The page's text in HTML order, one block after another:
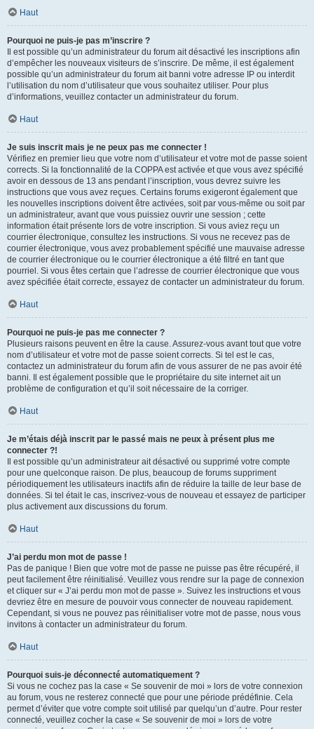
Haut
Pourquoi ne puis-je pas m’inscrire ?
Il est possible qu’un administrateur du forum ait désactivé les inscriptions afin
d’empêcher les nouveaux visiteurs de s’inscrire. De même, il est également
possible qu’un administrateur du forum ait banni votre adresse IP ou interdit
l’utilisation du nom d’utilisateur que vous souhaitez utiliser. Pour plus
d’informations, veuillez contacter un administrateur du forum.
Haut
Je suis inscrit mais je ne peux pas me connecter !
Vérifiez en premier lieu que votre nom d’utilisateur et votre mot de passe soient
corrects. Si la fonctionnalité de la COPPA est activée et que vous avez spécifié
avoir en dessous de 13 ans pendant l’inscription, vous devrez suivre les
instructions que vous avez reçues. Certains forums exigeront également que
les nouvelles inscriptions doivent être activées, soit par vous-même ou soit par
un administrateur, avant que vous puissiez ouvrir une session ; cette
information était présente lors de votre inscription. Si vous aviez reçu un
courrier électronique, consultez les instructions. Si vous ne recevez pas de
courrier électronique, vous avez probablement spécifié une mauvaise adresse
de courrier électronique ou le courrier électronique a été filtré en tant que
pourriel. Si vous êtes certain que l’adresse de courrier électronique que vous
avez spécifiée était correcte, essayez de contacter un administrateur du forum.
Haut
Pourquoi ne puis-je pas me connecter ?
Plusieurs raisons peuvent en être la cause. Assurez-vous avant tout que votre
nom d’utilisateur et votre mot de passe soient corrects. Si tel est le cas,
contactez un administrateur du forum afin de vous assurer de ne pas avoir été
banni. Il est également possible que le propriétaire du site internet ait un
problème de configuration et qu’il soit nécessaire de la corriger.
Haut
Je m’étais déjà inscrit par le passé mais ne peux à présent plus me
connecter ?!
Il est possible qu’un administrateur ait désactivé ou supprimé votre compte
pour une quelconque raison. De plus, beaucoup de forums suppriment
périodiquement les utilisateurs inactifs afin de réduire la taille de leur base de
données. Si tel était le cas, inscrivez-vous de nouveau et essayez de participer
plus activement aux discussions du forum.
Haut
J’ai perdu mon mot de passe !
Pas de panique ! Bien que votre mot de passe ne puisse pas être récupéré, il
peut facilement être réinitialisé. Veuillez vous rendre sur la page de connexion
et cliquer sur « J’ai perdu mon mot de passe ». Suivez les instructions et vous
devriez être en mesure de pouvoir vous connecter de nouveau rapidement.
Cependant, si vous ne pouvez pas réinitialiser votre mot de passe, nous vous
invitons à contacter un administrateur du forum.
Haut
Pourquoi suis-je déconnecté automatiquement ?
Si vous ne cochez pas la case « Se souvenir de moi » lors de votre connexion
au forum, vous ne resterez connecté que pour une période prédéfinie. Cela
permet d’éviter que votre compte soit utilisé par quelqu’un d’autre. Pour rester
connecté, veuillez cocher la case « Se souvenir de moi » lors de votre